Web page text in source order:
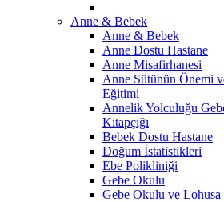
Anne & Bebek
Anne & Bebek
Anne Dostu Hastane
Anne Misafirhanesi
Anne Sütünün Önemi
Eğitimi
Annelik Yolculuğu
Kitapçığı
Bebek Dostu Hastane
Doğum İstatistikleri
Ebe Polikliniği
Gebe Okulu
Gebe Okulu ve